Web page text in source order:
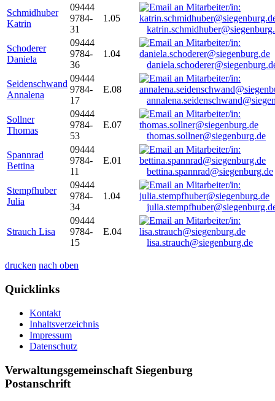
Schmidhuber
Katrin
09444
9784-
31
1.05
Schoderer
Daniela
09444
9784-
36
1.04
Seidenschwand
Annalena
09444
9784-
17
E.08
Sollner
Thomas
09444
9784-
53
E.07
thomas.sollner@siegenburg.de
Spannrad
Bettina
09444
9784-
11
E.01
bettina.spannrad@siegenburg.de
Stempfhuber
Julia
09444
9784-
34
1.04
Strauch Lisa
09444
9784-
15
E.04
lisa.strauch@siegenburg.de
drucken nach oben
Quicklinks
Kontakt
Inhaltsverzeichnis
Impressum
Datenschutz
Verwaltungsgemeinschaft Siegenburg
Postanschrift